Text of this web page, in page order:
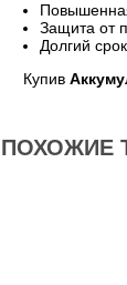
Защита от
Долгий
Купив
ПОХОЖИЕ